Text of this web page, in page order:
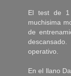
El test de 1
muchisima
de
operativo.
En el llano